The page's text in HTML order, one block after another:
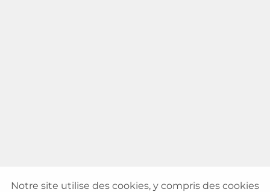
Notre site utilise des cookies, y compris des cookies